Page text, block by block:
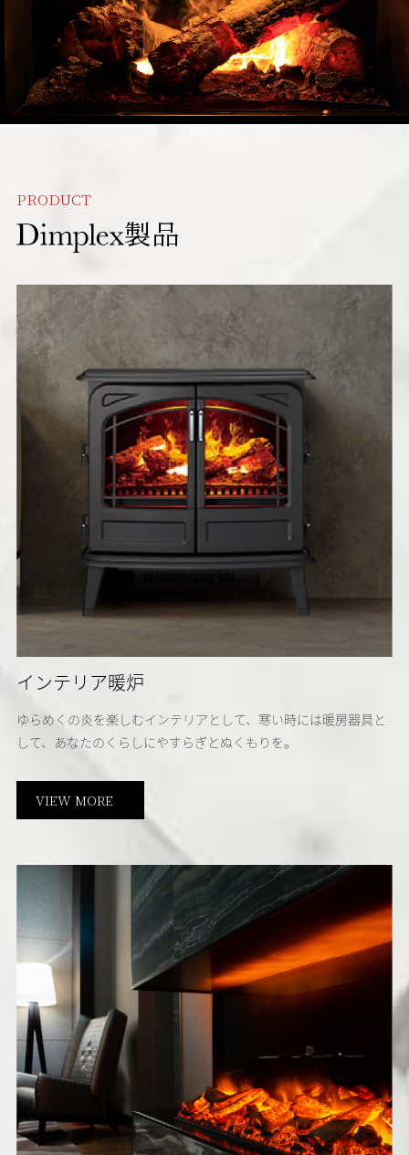
PRODUCT
製品
インテリア暖炉
ゆらめくの炎を楽しむインテリアとして、寒い時には暖房器具と
して、あなたのくらしにやすらぎとぬくもりを。
VIEW MORE